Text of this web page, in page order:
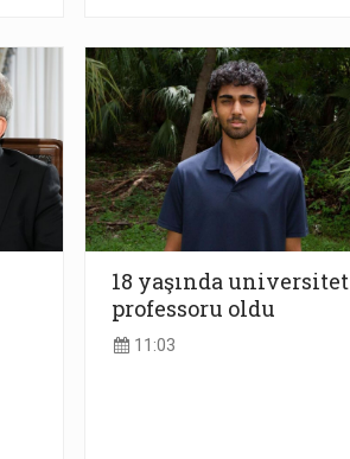
18 yaşında universitet
professoru oldu
11:03